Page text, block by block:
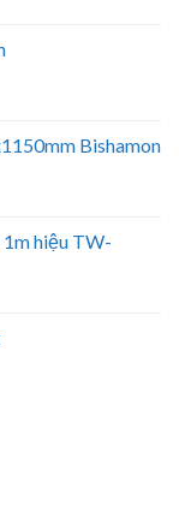
Bishamon
1m hiệu TW-